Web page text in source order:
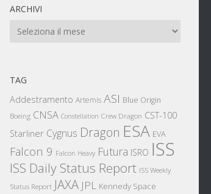
ARCHIVI
Archivi
TAG
Addestramento Artemis ASI Blue Origin
Boeing CNSA Constellation Crew Dragon CST-100
Starliner Cygnus Dragon ESA EVA
Falcon 9 Falcon Heavy Futura ISRO ISS
ISS Daily Status Report ISS Weekly
Status Report JAXA JPL Kennedy Space